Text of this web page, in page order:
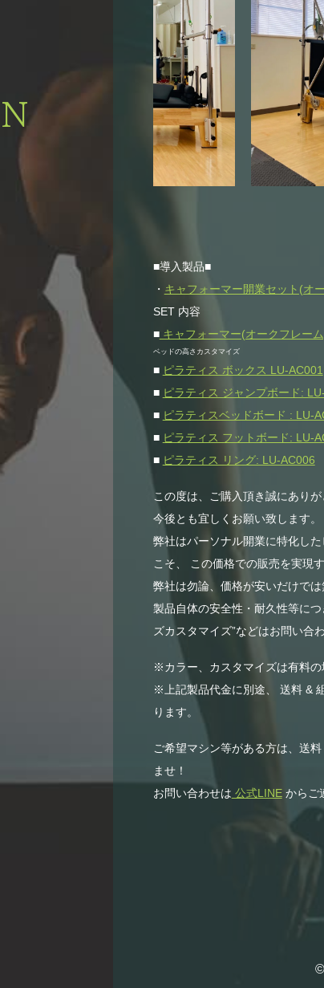
■導入製品■
・ キャフォーマー開業セット(オ
SET 内容
■キャフォーマー(オークフレー
ベッドの高さカスタマイズ
■ ピラティス ボックス LU-AC001
■ ピラティス ジャンプボード:
■ ピラティスベッドボード : LU-
■ ピラティス フットボード: LU-
■ ピラティス リング: LU-AC006
この度は、ご購入頂き誠にありが
今後とも宜しくお願い致します。
弊社はパーソナル開業に特化し
こそ、 この価格での販売を実現
弊社は勿論、価格が安いだけで
製品自体の安全性・耐久性等に
ズカスタマイズ”などはお問い合
※カラー、カスタマイズは有料の
※上記製品代金に別途、 送料 &
ります。
ご希望マシン等がある方は、送
ませ！
お問い合わせは 公式LINEからご